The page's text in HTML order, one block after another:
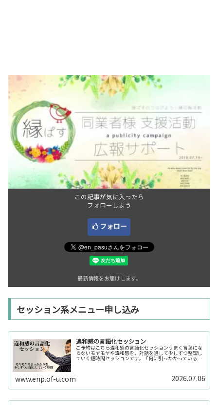
この記事が気に入ったら
フォローしよう
フォロー
最新情報をお届けします。
セッション系メニュー申し込み
違和感の言語化セッション
ご予約はこちら違和感の言語化セッションうまく言葉にな
らないモヤモヤや違和感を、対話を通して少しずつ整理し
ていく短時間セッションです。「何に引っかかっているの
か分からない」「今の自分の状態を整理したい」そんな時
www.enp.of-u.com 2026.07.06